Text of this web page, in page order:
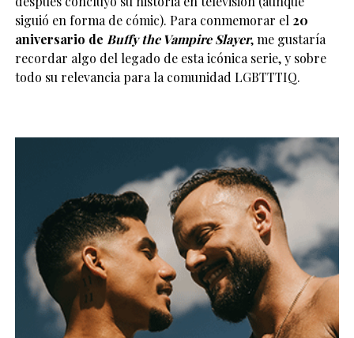
siguió en forma de cómic). Para conmemorar el 20
aniversario de Buffy the Vampire Slayer, me gustaría
recordar algo del legado de esta icónica serie, y sobre
todo su relevancia para la comunidad LGBTTTIQ.